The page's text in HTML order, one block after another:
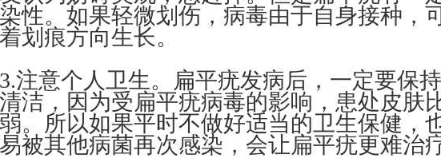
性。如果轻微划伤，病毒由于自身接种，
划痕方向生长。
注意个人卫生。扁平疣发病后，一定要保
洁，因为受扁平疣病毒的影响，患处皮肤
。所以如果平时不做好适当的卫生保健，
被其他病菌再次感染，会让扁平疣更难治疗